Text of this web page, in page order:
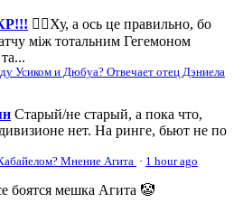
👍🏼Ху, а ось це правильно, бо
між тотальним Гегемоном
Усиком и Дюбуа? Отвечает отец Дэниела
Старый/не старый, а пока что,
нет. На ринге, бьют не по
Мнение Агита · 1 hour ago
боятся мешка Агита 🤡